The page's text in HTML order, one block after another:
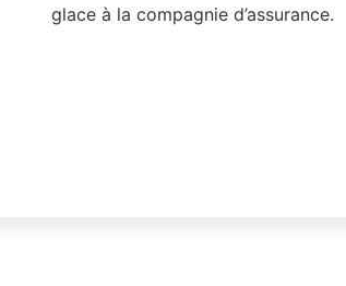
glace à la compagnie d’assurance.